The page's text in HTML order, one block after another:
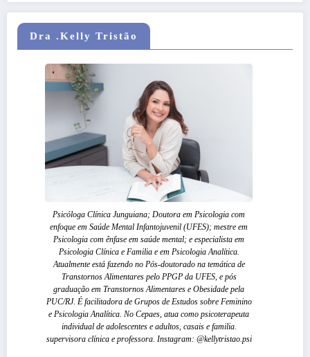
Dra .Kelly Tristão
Psicóloga Clínica Junguiana; Doutora em Psicologia com
enfoque em Saúde Mental Infantojuvenil (UFES); mestre em
Psicologia com ênfase em saúde mental; e especialista em
Psicologia Clínica e Familia e em Psicologia Analítica.
Atualmente está fazendo no Pós-doutorado na temática de
Transtornos Alimentares pelo PPGP da UFES, e pós
graduação em Transtornos Alimentares e Obesidade pela
PUC/RJ. É facilitadora de Grupos de Estudos sobre Feminino
e Psicologia Analítica. No Cepaes, atua como psicoterapeuta
individual de adolescentes e adultos, casais e familia.
supervisora clínica e professora. Instagram: @kellytristao.psi